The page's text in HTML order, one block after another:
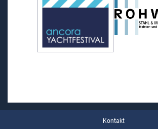
Kontakt